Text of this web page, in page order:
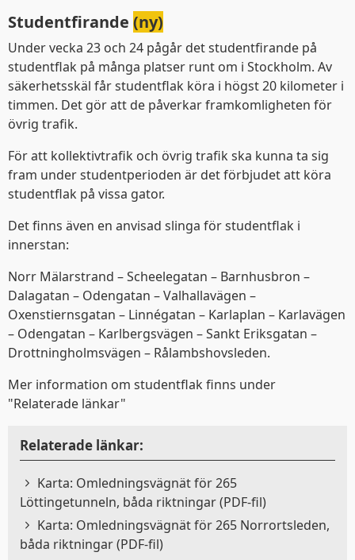
Studentfirande (ny)
Under vecka 23 och 24 pågår det studentfirande på
studentflak på många platser runt om i Stockholm. Av
säkerhetsskäl får studentflak köra i högst 20 kilometer i
timmen. Det gör att de påverkar framkomligheten för
övrig trafik.
För att kollektivtrafik och övrig trafik ska kunna ta sig
fram under studentperioden är det förbjudet att köra
studentflak på vissa gator.
Det finns även en anvisad slinga för studentflak i
innerstan:
Norr Mälarstrand – Scheelegatan – Barnhusbron –
Dalagatan – Odengatan – Valhallavägen –
Oxenstiernsgatan – Linnégatan – Karlaplan – Karlavägen
– Odengatan – Karlbergsvägen – Sankt Eriksgatan –
Drottningholmsvägen – Rålambshovsleden.
Mer information om studentflak finns under
"Relaterade länkar"
Relaterade länkar:
Karta: Omledningsvägnät för 265
Löttingetunneln, båda riktningar (PDF-fil)
Karta: Omledningsvägnät för 265 Norrortsleden,
båda riktningar (PDF-fil)